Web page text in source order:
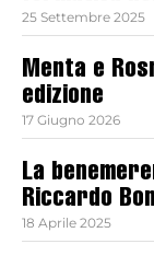
25 Settembre 2025
Menta e
edizione
17 Giugno 2026
La
Riccardo
18 Aprile 2025